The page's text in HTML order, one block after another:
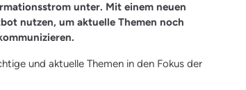
unter. Mit einem neuen
nutzen, um aktuelle Themen noch
und aktuelle Themen in den Fokus der